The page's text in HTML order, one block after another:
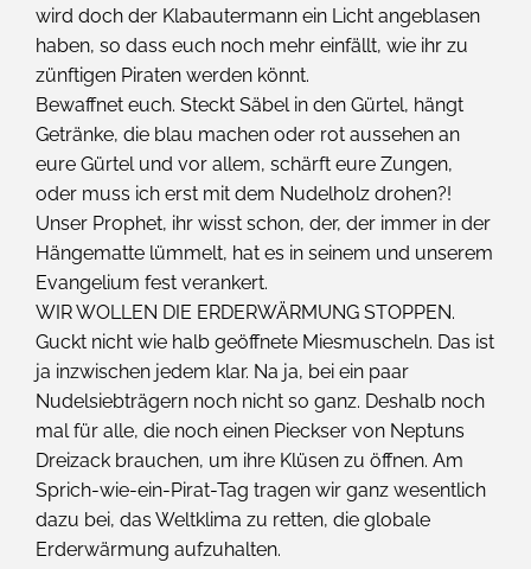
wird doch der Klabautermann ein Licht angeblasen
haben, so dass euch noch mehr einfällt, wie ihr zu
zünftigen Piraten werden könnt.
Bewaffnet euch. Steckt Säbel in den Gürtel, hängt
Getränke, die blau machen oder rot aussehen an
eure Gürtel und vor allem, schärft eure Zungen,
oder muss ich erst mit dem Nudelholz drohen?!
Unser Prophet, ihr wisst schon, der, der immer in der
Hängematte lümmelt, hat es in seinem und unserem
Evangelium fest verankert.
WIR WOLLEN DIE ERDERWÄRMUNG STOPPEN.
Guckt nicht wie halb geöffnete Miesmuscheln. Das ist
ja inzwischen jedem klar. Na ja, bei ein paar
Nudelsiebträgern noch nicht so ganz. Deshalb noch
mal für alle, die noch einen Pieckser von Neptuns
Dreizack brauchen, um ihre Klüsen zu öffnen. Am
Sprich-wie-ein-Pirat-Tag tragen wir ganz wesentlich
dazu bei, das Weltklima zu retten, die globale
Erderwärmung aufzuhalten.